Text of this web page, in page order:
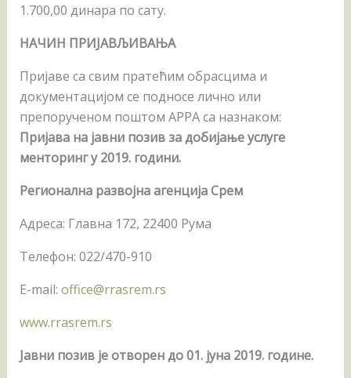
1.700,00 динара по сату.
НАЧИН ПРИЈАВЉИВАЊА
Пријаве са свим пратећим обрасцима и
документацијом се подносе лично или
препорученом поштом АРРА са назнаком:
Пријава на јавни позив за добијање услуге
менторинг у 2019. години.
Регионална развојна агенција Срем
Адреса: Главна 172, 22400 Рума
Телефон: 022/470-910
E-mail: office@rrasrem.rs
www.rrasrem.rs
Јавни позив јеотворендо 01. јуна 2019. године.